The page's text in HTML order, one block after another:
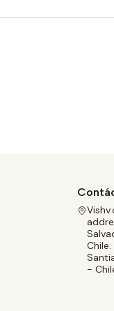
Chile.
-